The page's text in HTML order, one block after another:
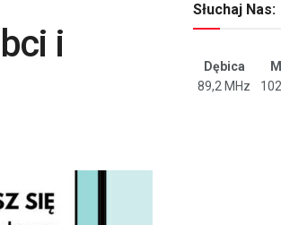
i
Słuchaj Nas:
Dębica
89,2 MHz